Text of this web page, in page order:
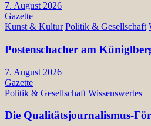
7. August 2026
Gazette
Kunst & Kultur Politik & Gesellschaft
Postenschacher am
7. August 2026
Gazette
Politik & Gesellschaft Wissenswertes
Die Qualitätsjournalismus-